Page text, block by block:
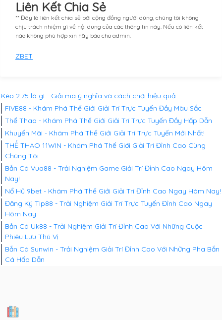
Liên Kết Chia Sẻ
** Đây là liên kết chia sẻ bới cộng đồng người dùng, chúng tôi không
chịu trách nhiệm gì về nội dung của các thông tin này. Nếu có liên kết
nào không phù hợp xin hãy báo cho admin.
ZBET
Kèo 2.75 là gì - Giải mã ý nghĩa và cách chơi hiệu quả
FIVE88 - Khám Phá Thế Giới Giải Trí Trực Tuyến Đầy Màu Sắc
Thể Thao - Khám Phá Thế Giới Giải Trí Trực Tuyến Đầy Hấp Dẫn
Khuyến Mãi - Khám Phá Thế Giới Giải Trí Trực Tuyến Mới Nhất!
THỂ THAO 11WIN - Khám Phá Thế Giới Giải Trí Đỉnh Cao Cùng
Chúng Tôi
Bắn Cá Vua88 - Trải Nghiệm Game Giải Trí Đỉnh Cao Ngay Hôm
Nay!
Nổ Hũ 9bet - Khám Phá Thế Giới Giải Trí Đỉnh Cao Ngay Hôm Nay!
Đăng Ký Tip88 - Trải Nghiệm Giải Trí Trực Tuyến Đỉnh Cao Ngay
Hôm Nay
Bắn Cá Uk88 - Trải Nghiệm Giải Trí Đỉnh Cao Với Những Cuộc
Phiêu Lưu Thú Vị
Bắn Cá Sunwin - Trải Nghiệm Giải Trí Đỉnh Cao Với Những Pha Bắn
Cá Hấp Dẫn